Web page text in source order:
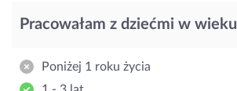
Pracowałam z dziećmi w wieku
Poniżej 1 roku życia